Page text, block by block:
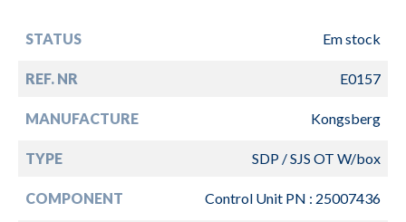
STATUS Em stock
REF. NR E0157
MANUFACTURE Kongsberg
TYPE SDP / SJS OT W/box
COMPONENT Control Unit PN : 25007436